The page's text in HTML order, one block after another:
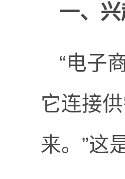
一、
“电子
它连接
来。”这